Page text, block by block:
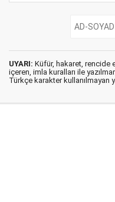
UYARI: Küfür, hakaret, rencide
içeren, imla kuralları ile
Türkçe karakter kullanılmayan